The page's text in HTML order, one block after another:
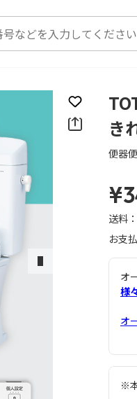
次のスライド
お気に入りに
き
便器
送料：
お支
オ
様
オ
※